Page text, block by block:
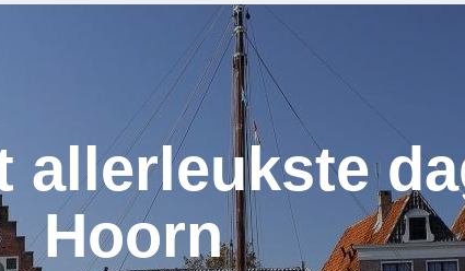
allerleukste
Hoorn